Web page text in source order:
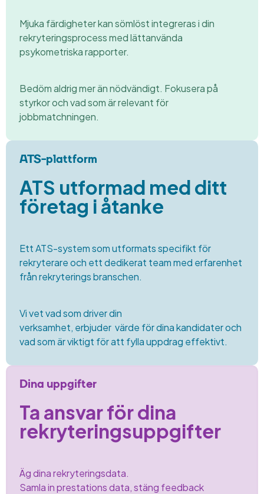
Mjuka färdigheter kan sömlöst integrerasi din
rekryteringsprocessmed lättanvända
psykometriskarapporter.
Bedöm aldrigmer än nödvändigt. Fokusera på
styrkoroch vad som är relevant för
jobbmatchningen.
ATS-plattform
ATS utformad med ditt
företag i åtanke
Ett ATS-system som utformatsspecifikt för
rekryterare och ettdedikerat team med erfarenhet
från rekryteringsbranschen.
Vi vetvad som driver din
verksamhet, erbjuder värde för dina kandidater och
vad som är viktigt för att fyllauppdrag effektivt.
Dina uppgifter
Ta ansvar för dina
rekryteringsuppgifter
Äg dinarekryteringsdata.
Samla in prestationsdata, stäng feedback